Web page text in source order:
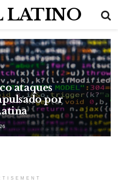
LATINO
ataques
por